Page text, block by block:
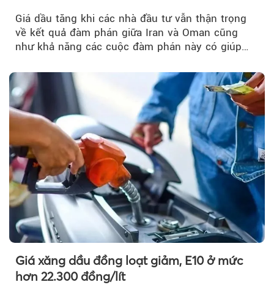
Theo
Giá dầu tăng khi các nhà đầu tư vẫn thận trọng
về kết quả đàm phán giữa Iran và Oman cũng
như khả năng các cuộc đàm phán này có giúp
Hormuz hay không.
Giá xăng dầu đồng loạt giảm, E10 ở mức
hơn 22.300 đồng/lít